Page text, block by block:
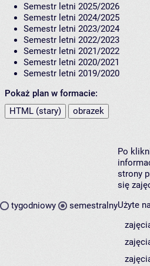
Semestr letni 2025/2026
Semestr letni 2024/2025
Semestr letni 2023/2024
Semestr letni 2022/2023
Semestr letni 2021/2022
Semestr letni 2020/2021
Semestr letni 2019/2020
Pokaż plan w formacie:
HTML (stary)
obrazek
tygodniowy semestralny
Po
strony
się
Użyte